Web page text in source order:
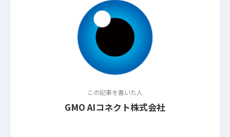
この記事を書いた人
GMO AIコネクト株式会社